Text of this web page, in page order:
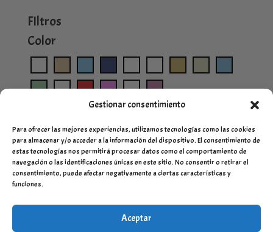
Gestionar consentimiento
Para ofrecer las mejores experiencias, utilizamos tecnologías como las cookies
para almacenar y/o acceder a la información del dispositivo. El consentimiento de
estas tecnologías nos permitirá procesar datos como el comportamiento de
navegación o las identificaciones únicas en este sitio. No consentir o retirar el
consentimiento, puede afectar negativamente a ciertas características y
funciones.
Aceptar
FIltros
Color